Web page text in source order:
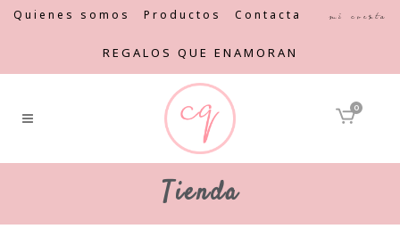
Quienes somos Productos Contacta Mi cuenta
REGALOS QUE ENAMORAN
0
Tienda